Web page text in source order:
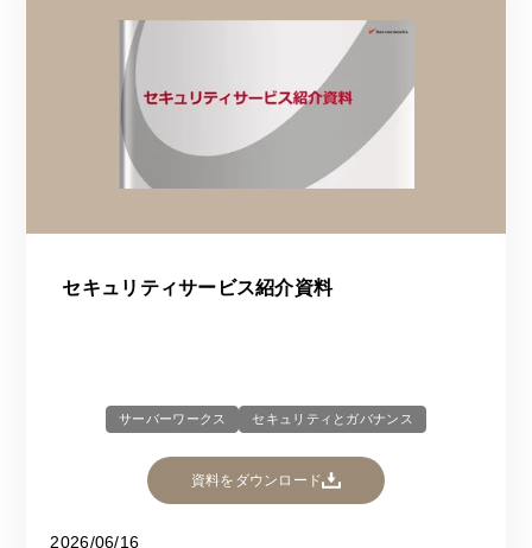
セキュリティサービス紹介資料
サーバーワークス セキュリティとガバナンス
資料をダウンロード
2026/06/16